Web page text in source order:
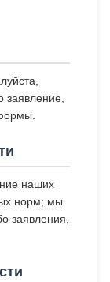
заявление,
наших
норм; мы
заявления,